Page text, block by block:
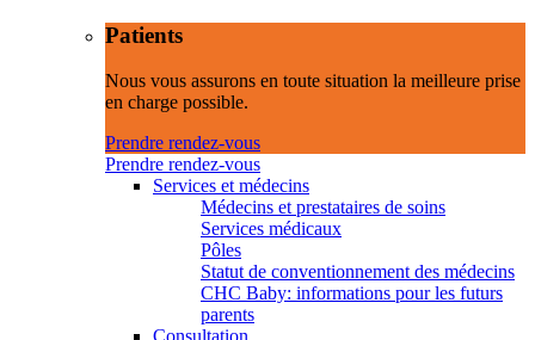
Patients
Nous vous assurons en toute situation la meilleure prise
en charge possible.
Prendre rendez-vous
Prendre rendez-vous
Services et médecins
Médecins et prestataires de soins
Services médicaux
Pôles
Statut de conventionnement des médecins
CHC Baby: informations pour les futurs
parents